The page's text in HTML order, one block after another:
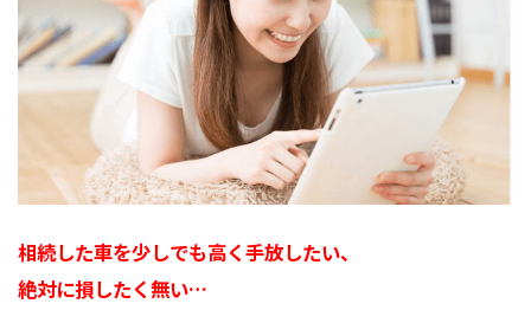
相続した車を少しでも高く手放したい、
絶対に損したく無い…